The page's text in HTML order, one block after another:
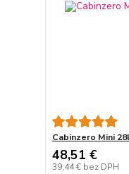
Cabinzero Mini
48,51 €
39,44 € bez DPH